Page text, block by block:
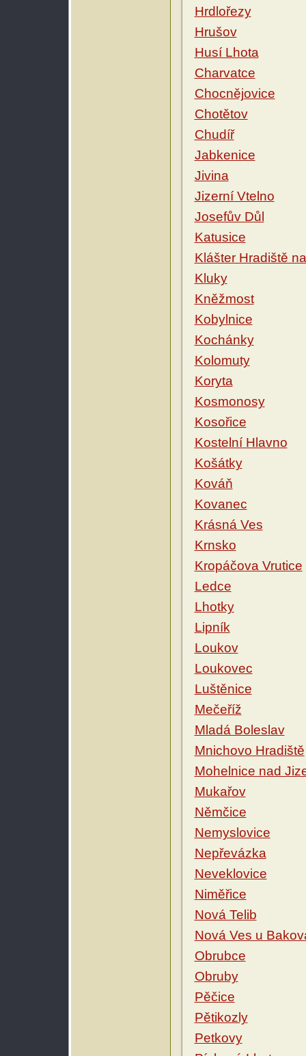
Hrdlořezy
Hrušov
Husí Lhota
Charvatce
Chocnějovice
Chotětov
Chudíř
Jabkenice
Jivina
Jizerní Vtelno
Josefův Důl
Katusice
Klášter Hradiště
Kluky
Kněžmost
Kobylnice
Kochánky
Kolomuty
Koryta
Kosmonosy
Kosořice
Kostelní Hlavno
Košátky
Kováň
Kovanec
Krásná Ves
Krnsko
Kropáčova Vrutice
Ledce
Lhotky
Lipník
Loukov
Loukovec
Luštěnice
Mečeříž
Mladá Boleslav
Mnichovo Hradiště
Mohelnice nad
Mukařov
Němčice
Nemyslovice
Nepřevázka
Neveklovice
Niměřice
Nová Telib
Nová Ves u
Obrubce
Obruby
Pěčice
Pětikozly
Petkovy